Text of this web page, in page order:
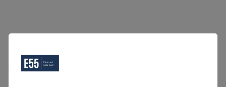
Oops, Ett fel inträffade.